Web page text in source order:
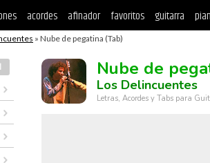
acordes afinador favoritos guitarra
» Nube de pegatina (Tab)
Nube de
Los Delincuentes
Letras, Acordes y Tabs para